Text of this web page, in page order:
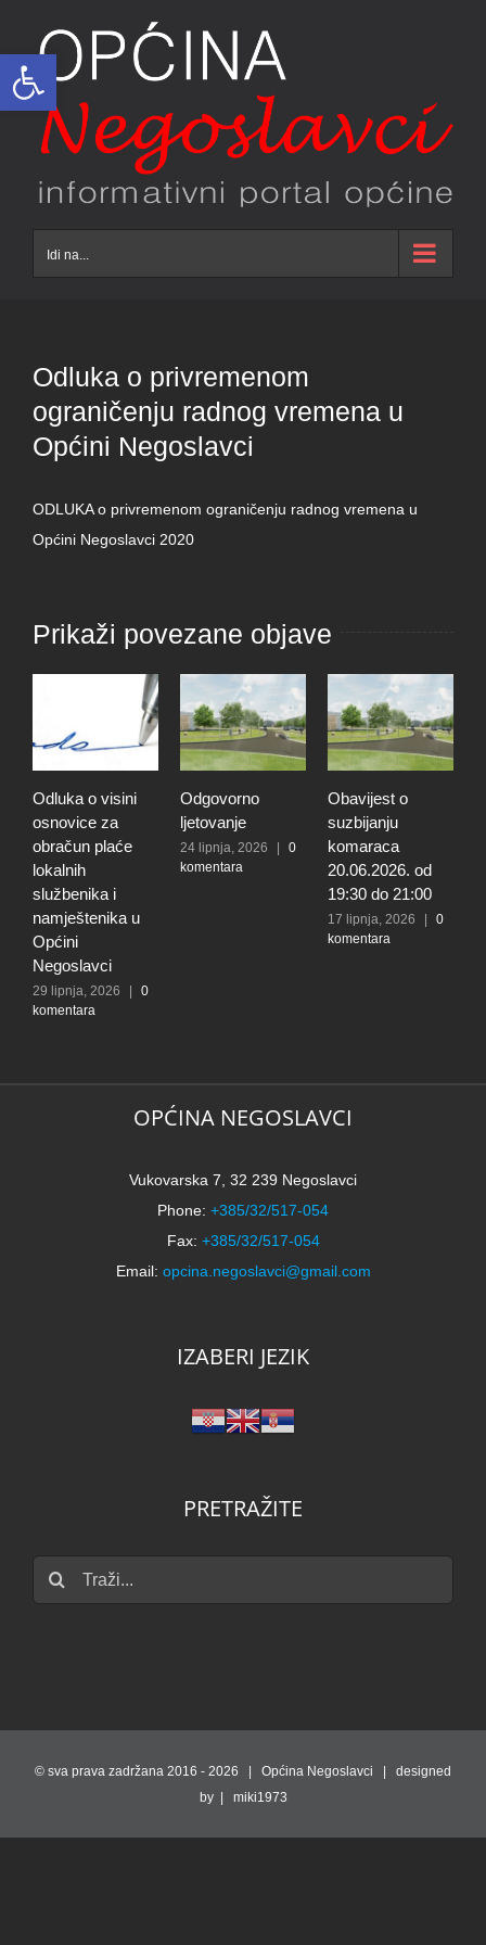
Open toolbar
content
Idi na...
Odluka o privremenom
ograničenju radnog vremena u
Općini Negoslavci
ODLUKA o privremenom ograničenju radnog vremena u
Općini Negoslavci 2020
Prikaži povezane objave
Odluka o visini
osnovice za
obračun plaće
lokalnih
službenika i
namještenika u
Općini
Negoslavci
29 lipnja, 2026
0
komentara
Odgovorno
ljetovanje
24 lipnja, 2026
0
komentara
Obavijest o
suzbijanju
komaraca
20.06.2026. od
19:30 do 21:00
17 lipnja, 2026
0
komentara
OPĆINA NEGOSLAVCI
Vukovarska 7, 32 239 Negoslavci
Phone: +385/32/517-054
Fax: +385/32/517-054
Email: opcina.negoslavci@gmail.com
IZABERI JEZIK
PRETRAŽITE
Traži...
© sva prava zadržana 2016 - 2026 | Općina Negoslavci | designed
by | miki1973